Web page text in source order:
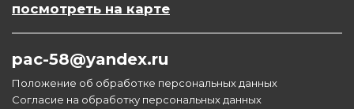
посмотреть на карте
pac-58@yandex.ru
Положение об обработке персональных данных
Согласие на обработку персональных данных